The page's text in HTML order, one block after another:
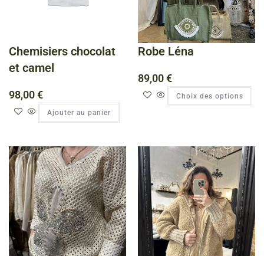
Chemisiers chocolat
et camel
98,00€
Ajouter au panier
Robe Léna
89,00€
Choix des options